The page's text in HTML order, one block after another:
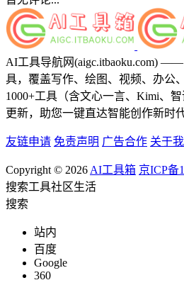
AI工具导航网(aigc.itbaoku.com)
具，覆盖写作、绘图、视频、办公
1000+工具（含文心一言、Kimi、
更新，助您一键直达智能创作新时代
友链申请 免责声明 广告合作 关于我
Copyright © 2026 AI工具箱 京ICP备
搜索工具社区生活
搜索
站内
百度
Google
360